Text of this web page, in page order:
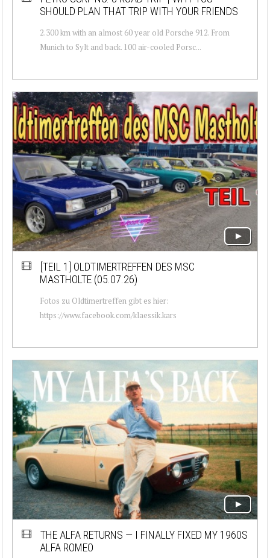
SHOULD PLAN THAT TRIP WITH YOUR FRIENDS
2.300 km with an almost 60 year old Porsche 912. From
Munich to Sylt and back. 100 air-cooled Porsc...
[TEIL 1]
OLDTIMERTREFFEN DES MSC
MASTHOLTE (05.07.26)
Fotos zu Oldtimertreffen gibt es hier:
https://www.facebook.com/klaessik.kars
THE ALFA RETURNS — I FINALLY FIXED MY 1960S
ALFA ROMEO